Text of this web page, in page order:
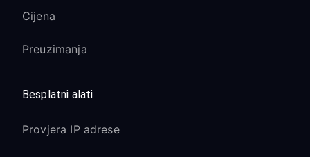
Cijena
Preuzimanja
Besplatni alati
Provjera IP adrese